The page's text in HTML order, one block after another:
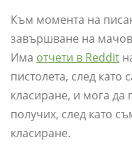
Към момента на
завършване на
Има отчети в Reddit
пистолета, след като
класиране, и мога да
получих, след като
класиране.